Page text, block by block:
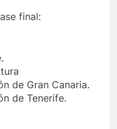
final:
de Gran Canaria.
de Tenerife.